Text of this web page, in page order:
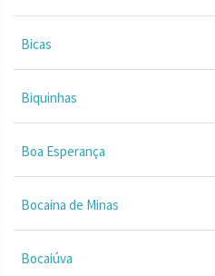
Bicas
Biquinhas
Boa Esperança
Bocaina de Minas
Bocaiúva